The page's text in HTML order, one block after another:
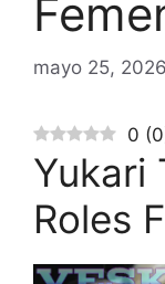
mayo 25, 2026
0 (0
Yukari
Roles